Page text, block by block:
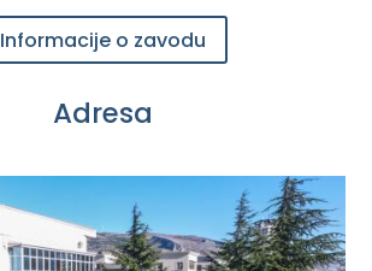
Informacije o zavodu
Adresa